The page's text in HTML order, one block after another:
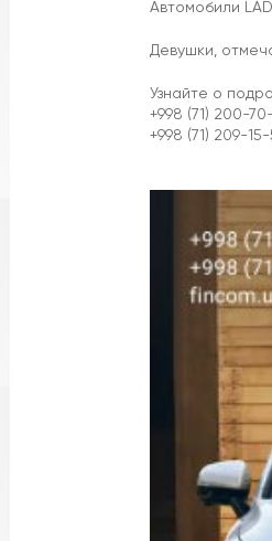
Автомобили
Девушки,
Узнайте о
+998 (71) 200-
+998 (71) 209-